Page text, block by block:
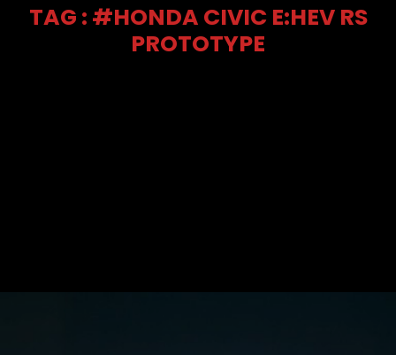
TAG : #HONDA CIVIC E:HEV RS
PROTOTYPE